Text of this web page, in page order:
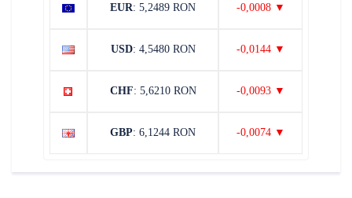
EUR: 5,2489 RON -0,0008 ▼
USD: 4,5480 RON -0,0144 ▼
CHF: 5,6210 RON -0,0093 ▼
GBP: 6,1244 RON -0,0074 ▼